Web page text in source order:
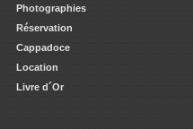
Photographies
Réservation
Cappadoce
Location
Livre d´Or